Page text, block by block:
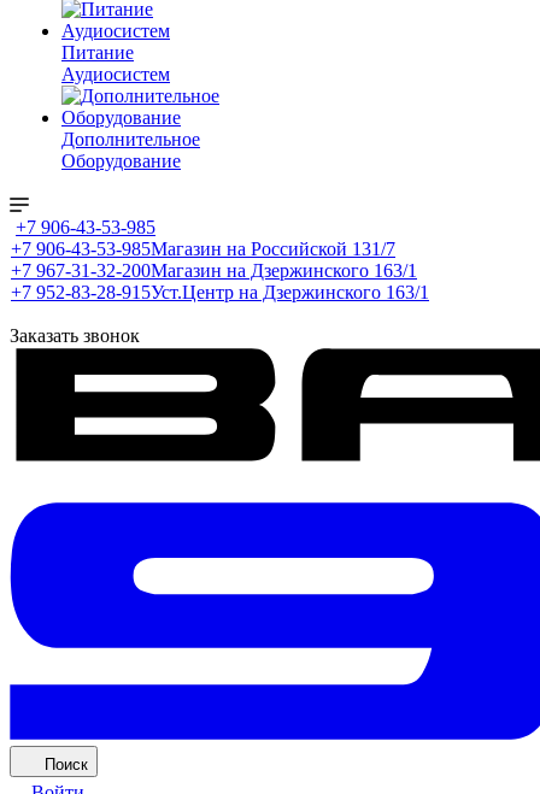
Питание
Аудиосистем
Дополнительное
Оборудование
+7 906-43-53-985
+7 906-43-53-985Магазин на Российской 131/7
+7 967-31-32-200Магазин на Дзержинского 163/1
+7 952-83-28-915Уст.Центр на Дзержинского 163/1
Заказать звонок
Поиск